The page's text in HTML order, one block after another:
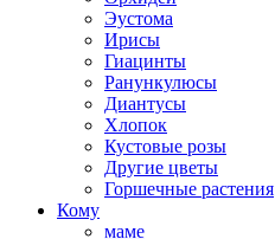
Эустома
Ирисы
Гиацинты
Ранункулюсы
Диантусы
Хлопок
Кустовые розы
Другие цветы
Горшечные растения
Кому
маме